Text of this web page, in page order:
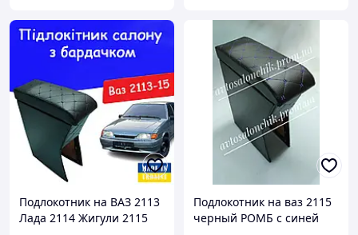
Подлокотник на ВАЗ 2113
Лада 2114 Жигули 2115
Подлокотник на ваз 2115
черный РОМБ с синей